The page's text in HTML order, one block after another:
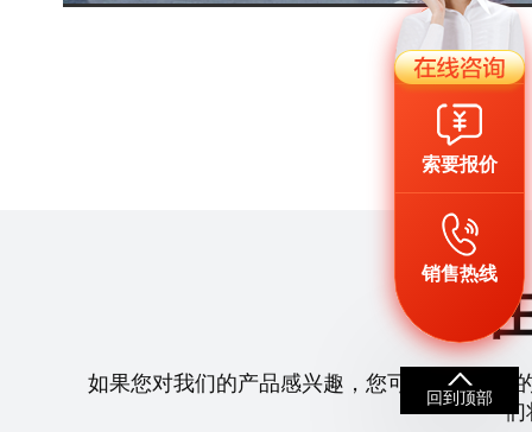
如果您对我们的产品感兴趣，您可以拨打我们
们
索要报价
销售热线
回到顶部